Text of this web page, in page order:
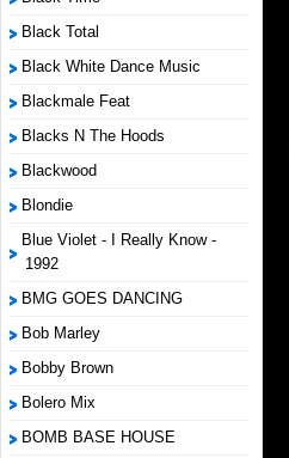
Black Total
Black White Dance Music
Blackmale Feat
Blacks N The Hoods
Blackwood
Blondie
Blue Violet - I Really Know -
1992
BMG GOES DANCING
Bob Marley
Bobby Brown
Bolero Mix
BOMB BASE HOUSE